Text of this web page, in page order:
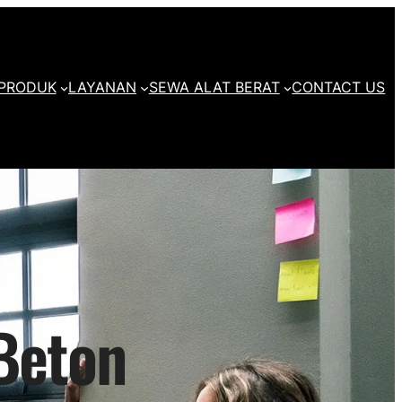
LAYANAN SEWA ALAT BERAT CONTACT US